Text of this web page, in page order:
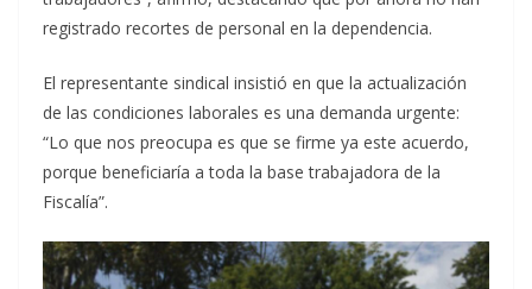
registrado recortes de personal en la dependencia.
El representante sindical insistió en que la actualización
de las condiciones laborales es una demanda urgente:
“Lo que nos preocupa es que se firme ya este acuerdo,
porque beneficiaría a toda la base trabajadora de la
Fiscalía”.